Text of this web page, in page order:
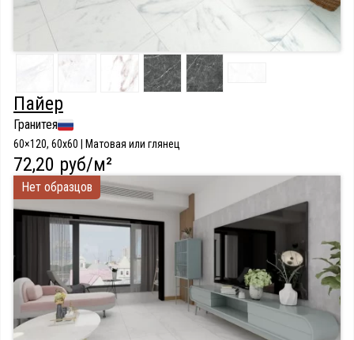
Пайер
Гранитея
60×120, 60x60 | Матовая или глянец
72,20 руб/м²
Нет образцов